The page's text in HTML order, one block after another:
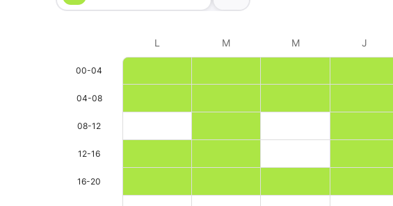
L M M J
00-04
04-08
08-12
12-16
16-20